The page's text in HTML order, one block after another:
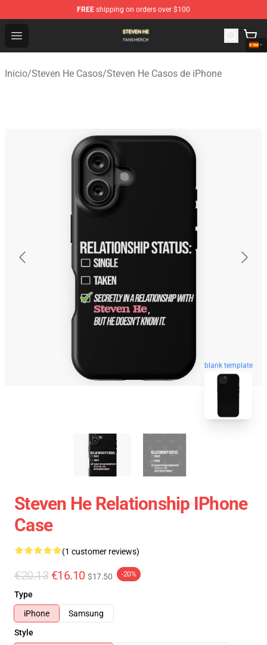
FREE shipping on orders over $100
Open menu
Steven He Shop - Official Steven He Merchandise Store
Inicio/Steven He Casos/Steven He Casos de iPhone
blank template
Steven He Relationship IPhone
Case
(1 customer reviews)
€20.13 €16.10 $17.50 -20%
Type
iPhone
Samsung
Style